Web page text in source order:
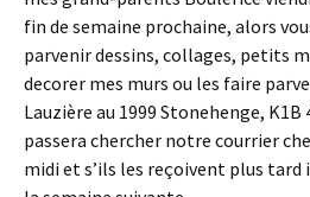
fin de semaine prochaine, alors
parvenir dessins, collages, petits
decorer mes murs ou les faire
Lauzière au 1999 Stonehenge,
passera chercher notre courrier
midi et s’ils les reçoivent plus